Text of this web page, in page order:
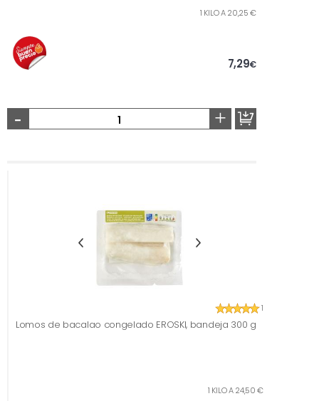
1 KILO A 20,25 €
7,29€
- +
1
Lomos de bacalao congelado EROSKI, bandeja 300 g
1 KILO A 24,50 €